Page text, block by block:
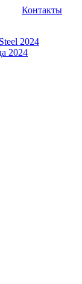
Контакты
2024
2024